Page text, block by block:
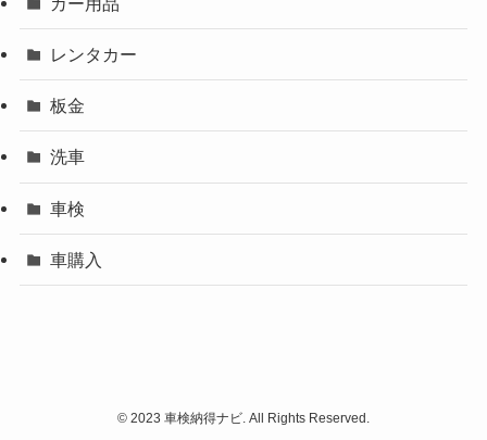
レンタカー
板金
洗車
車検
車購入
© 2023 車検納得ナビ. All Rights Reserved.